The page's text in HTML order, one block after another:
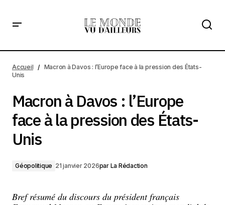
Macron à Davos : l’Europe face à la pression des États-Unis
Accueil
Macron à Davos : l’Europe face à la pression des États-
Unis
Macron à Davos : l’Europe
face à la pression des États-
Unis
Géopolitique 21 janvier 2026par La Rédaction
Bref résumé du discours du président français